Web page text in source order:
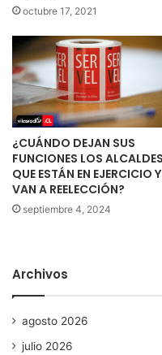
octubre 17, 2021
¿CUÁNDO DEJAN SUS
FUNCIONES LOS ALCALDES
QUE ESTÁN EN EJERCICIO Y
VAN A REELECCIÓN?
septiembre 4, 2024
Archivos
agosto 2026
julio 2026